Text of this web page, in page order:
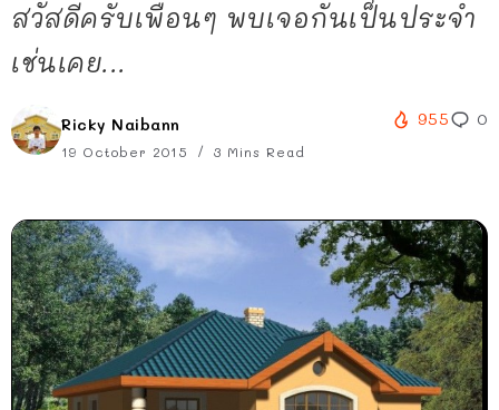
สวัสดีครับเพื่อนๆ พบเจอกันเป็นประจำ
เช่นเคย...
Ricky Naibann
19 October 2015 3 Mins Read
955 0